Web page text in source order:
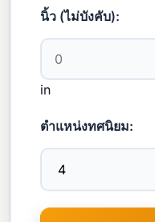
นิ้ว (ไม่บังคับ):
in
ตำแหน่งทศนิยม: